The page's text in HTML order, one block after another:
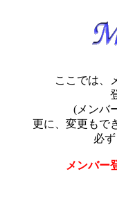
ここでは、
(メンバ
更に、変更もで
必
メンバー